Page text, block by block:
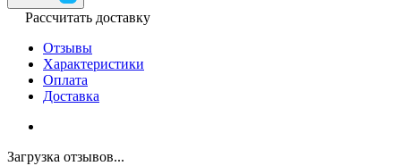
Рассчитать доставку
Отзывы
Характеристики
Оплата
Доставка
Загрузка отзывов...